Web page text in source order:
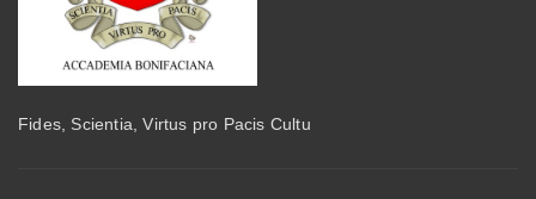
Fides, Scientia, Virtus pro Pacis Cultu